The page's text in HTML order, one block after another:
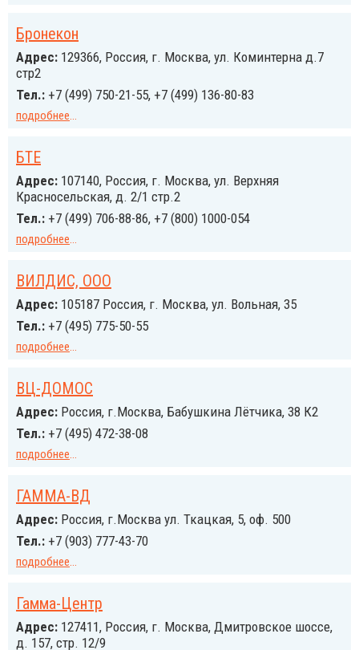
Бронекон
Адрес: 129366, Россия, г. Москва, ул. Коминтерна д.7
стр2
Тел.: +7 (499) 750-21-55, +7 (499) 136-80-83
подробнее...
БТЕ
Адрес: 107140, Россия, г. Москва, ул. Верхняя
Красносельская, д. 2/1 стр.2
Тел.: +7 (499) 706-88-86, +7 (800) 1000-054
подробнее...
ВИЛДИС, ООО
Адрес: 105187 Россия, г. Москва, ул. Вольная, 35
Тел.: +7 (495) 775-50-55
подробнее...
ВЦ-ДОМОС
Адрес: Россия, г.Москва, Бабушкина Лётчика, 38 К2
Тел.: +7 (495) 472-38-08
подробнее...
ГАММА-ВД
Адрес: Россия, г.Москва ул. Ткацкая, 5, оф. 500
Тел.: +7 (903) 777-43-70
подробнее...
Гамма-Центр
Адрес: 127411, Россия, г. Москва, Дмитровское шоссе,
д. 157, стр. 12/9